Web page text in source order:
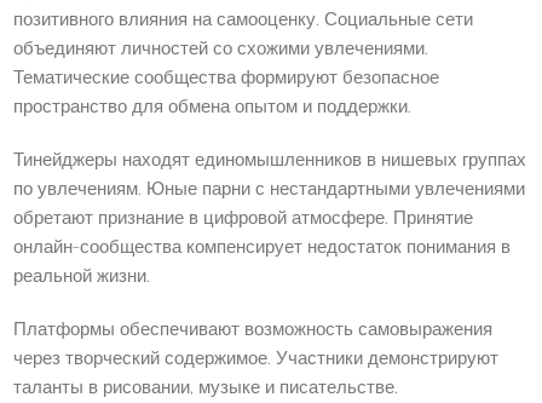
позитивного влияния на самооценку. Социальные сети
объединяют личностей со схожими увлечениями.
Тематические сообщества формируют безопасное
пространство для обмена опытом и поддержки.
Тинейджеры находят единомышленников в нишевых группах
по увлечениям. Юные парни с нестандартными увлечениями
обретают признание в цифровой атмосфере. Принятие
онлайн-сообщества компенсирует недостаток понимания в
реальной жизни.
Платформы обеспечивают возможность самовыражения
через творческий содержимое. Участники демонстрируют
таланты в рисовании, музыке и писательстве.